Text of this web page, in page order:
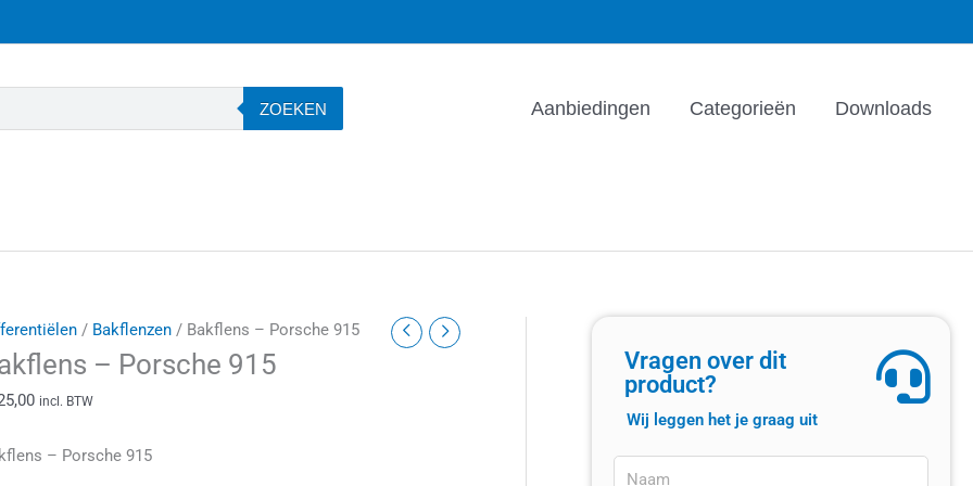
ZOEKEN Aanbiedingen Categorieën Downloads
/ Bakflenzen/ Bakflens – Porsche 915
– Porsche 915
incl. BTW
– Porsche 915
Vragen over dit
product?
Wij leggen het je graag uit